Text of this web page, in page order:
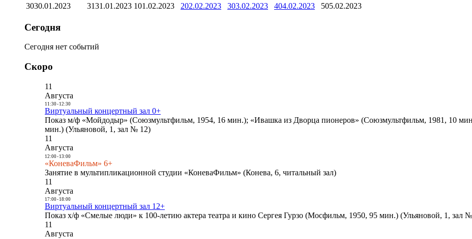
3030.01.2023 3131.01.2023 101.02.2023 202.02.2023 303.02.2023 404.02.2023 505.02.2023
Сегодня
Сегодня нет событий
Скоро
11
Августа
11:30- 12:30
Виртуальный концертный зал 0+
Показ м/ф «Мойдодыр» (Союзмультфильм, 1954, 16 мин.); «Ивашка из Дворца пионеров» (Союзмультфильм, 1981, 10
мин.) (Ульяновой, 1, зал № 12)
11
Августа
12:00- 13:00
«КоневаФильм» 6+
Занятие в мультипликационной студии «КоневаФильм» (Конева, 6, читальный зал)
11
Августа
17:00- 18:00
Виртуальный концертный зал 12+
Показ х/ф «Смелые люди» к 100-летию актера театра и кино Сергея Гурзо (Мосфильм, 1950, 95 мин.) (Ульяновой, 1, зал
11
Августа